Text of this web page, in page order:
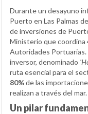
Durante un desayuno
Puerto en Las Palmas
de inversiones de
Ministerio que
Autoridades
inversor, denominado
ruta esencial para el
80%de las
realizan a través del mar.
Un pilar